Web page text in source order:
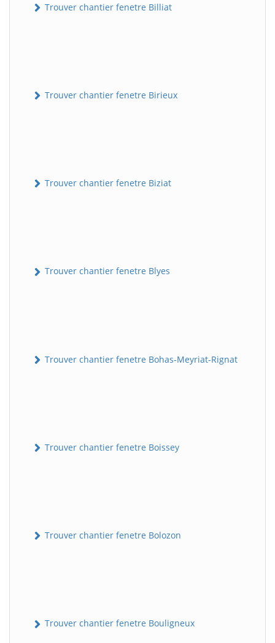
Trouver chantier fenetre Billiat
Trouver chantier fenetre Birieux
Trouver chantier fenetre Biziat
Trouver chantier fenetre Blyes
Trouver chantier fenetre Bohas-Meyriat-Rignat
Trouver chantier fenetre Boissey
Trouver chantier fenetre Bolozon
Trouver chantier fenetre Bouligneux